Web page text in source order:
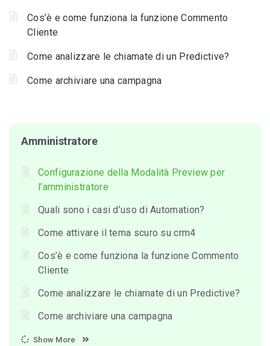
Cos’è e come funziona la funzione Commento
Cliente
Come analizzare le chiamate di un Predictive?
Come archiviare una campagna
Amministratore
Configurazione della Modalità Preview per
l’amministratore
Quali sono i casi d’uso di Automation?
Come attivare il tema scuro su crm4
Cos’è e come funziona la funzione Commento
Cliente
Come analizzare le chiamate di un Predictive?
Come archiviare una campagna
Show More